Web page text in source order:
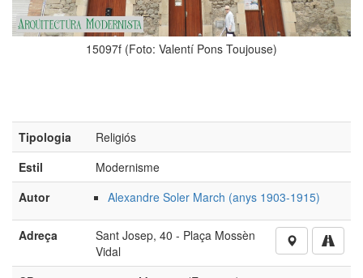
Pons Toujouse)
(Foto: Valentí Pons
Tipologia
Religiós
Autor
Alexandre Soler March (anys 1903-1915)